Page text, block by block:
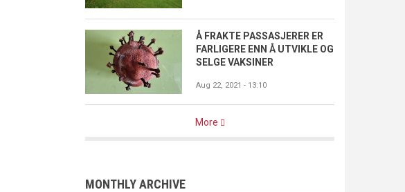
Å FRAKTE PASSASJERER ER
FARLIGERE ENN Å UTVIKLE OG
SELGE VAKSINER
Aug 22, 2021 - 13:10
More
MONTHLY ARCHIVE